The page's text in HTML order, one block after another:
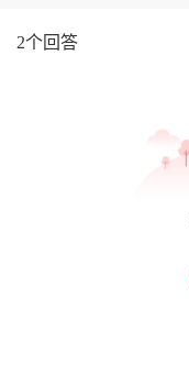
2个回答